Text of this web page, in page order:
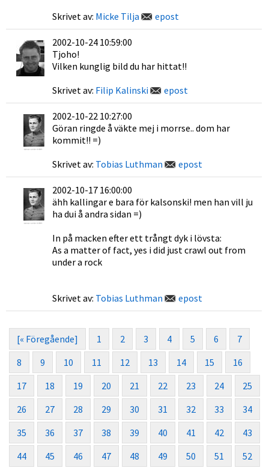
Skrivet av: Micke Tilja epost
2002-10-24 10:59:00
Tjoho!
Vilken kunglig bild du har hittat!!
Skrivet av: Filip Kalinski epost
2002-10-22 10:27:00
Göran ringde å väkte mej i morrse.. dom har
kommit!! =)
Skrivet av: Tobias Luthman epost
2002-10-17 16:00:00
ähh kallingar e bara för kalsonski! men han vill ju
ha dui å andra sidan =)
In på macken efter ett trångt dyk i lövsta:
As a matter of fact, yes i did just crawl out from
under a rock
Skrivet av: Tobias Luthman epost
[« Föregående] 1 2 3 4 5 6
7
8
9 10 11 12 13 14 15
16
17
18 19 20 21 22 23 24
25
26
27 28 29 30 31 32 33
34
35
36 37 38 39 40 41 42
43
44
45 46 47 48 49 50 51 52